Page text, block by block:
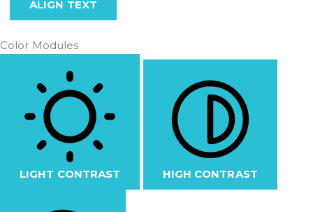
ALIGN TEXT
Color Modules
LIGHT CONTRAST HIGH CONTRAST